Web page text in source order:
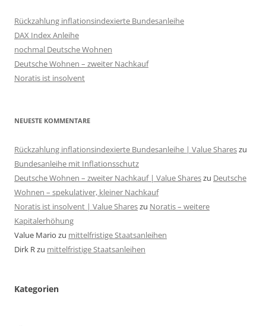
Rückzahlung inflationsindexierte Bundesanleihe
DAX Index Anleihe
nochmal Deutsche Wohnen
Deutsche Wohnen – zweiter Nachkauf
Noratis ist insolvent
NEUESTE KOMMENTARE
Rückzahlung inflationsindexierte Bundesanleihe | Value Shareszu
Bundesanleihe mit Inflationsschutz
Deutsche Wohnen – zweiter Nachkauf | Value Shareszu Deutsche
Wohnen – spekulativer, kleiner Nachkauf
Noratis ist insolvent | Value Shareszu Noratis – weitere
Kapitalerhöhung
Value Mario zu mittelfristige Staatsanleihen
Dirk Rzu mittelfristige Staatsanleihen
Kategorien